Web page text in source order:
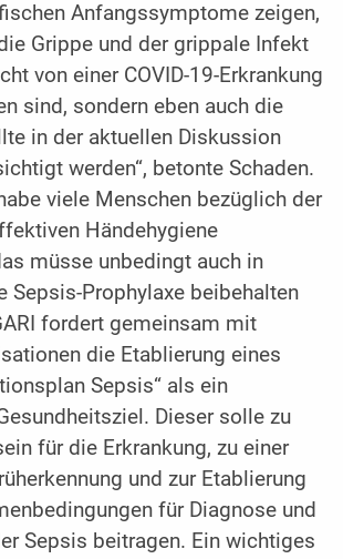
Anfangssymptome zeigen,
Grippe und der grippale Infekt
von einer COVID-19-Erkrankung
sind, sondern eben auch die
in der aktuellen Diskussion
werden“, betonte Schaden.
viele Menschen bezüglich der
Händehygiene
müsse unbedingt auch in
Sepsis-Prophylaxe beibehalten
fordert gemeinsam mit
die Etablierung eines
Sepsis“ als ein
Dieser solle zu
für die Erkrankung, zu einer
und zur Etablierung
für Diagnose und
Sepsis beitragen. Ein wichtiges